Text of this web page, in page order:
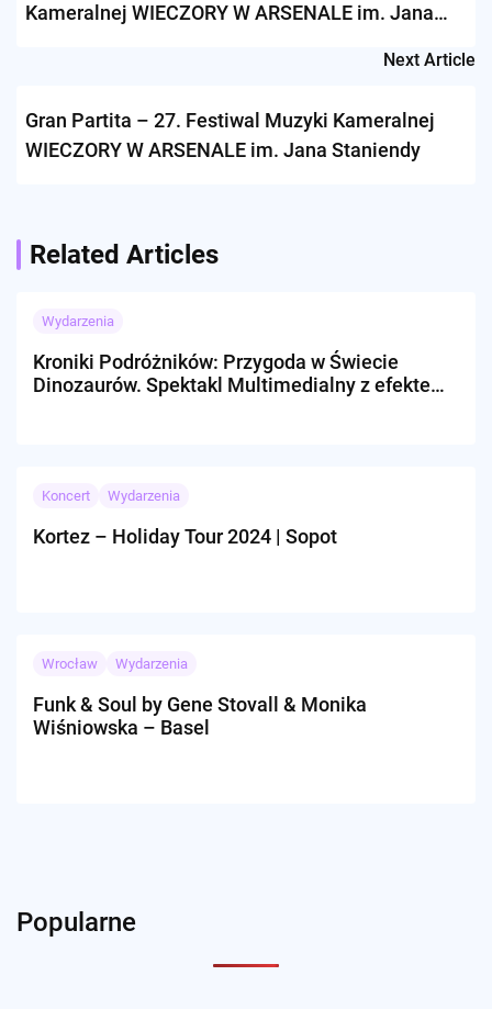
Kameralnej WIECZORY W ARSENALE im. Jana
Next Article
Gran Partita – 27. Festiwal Muzyki Kameralnej
WIECZORY W ARSENALE im. Jana Staniendy
Related Articles
Wydarzenia
Kroniki Podróżników: Przygoda w Świecie
Dinozaurów. Spektakl Multimedialny z efektem
Koncert Wydarzenia
Kortez – Holiday Tour 2024 | Sopot
Wrocław Wydarzenia
Funk & Soul by Gene Stovall & Monika
Wiśniowska – Basel
Popularne